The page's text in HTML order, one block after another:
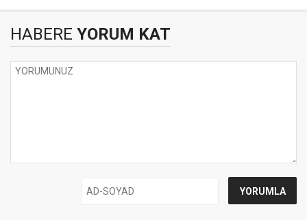
HABERE YORUM KAT